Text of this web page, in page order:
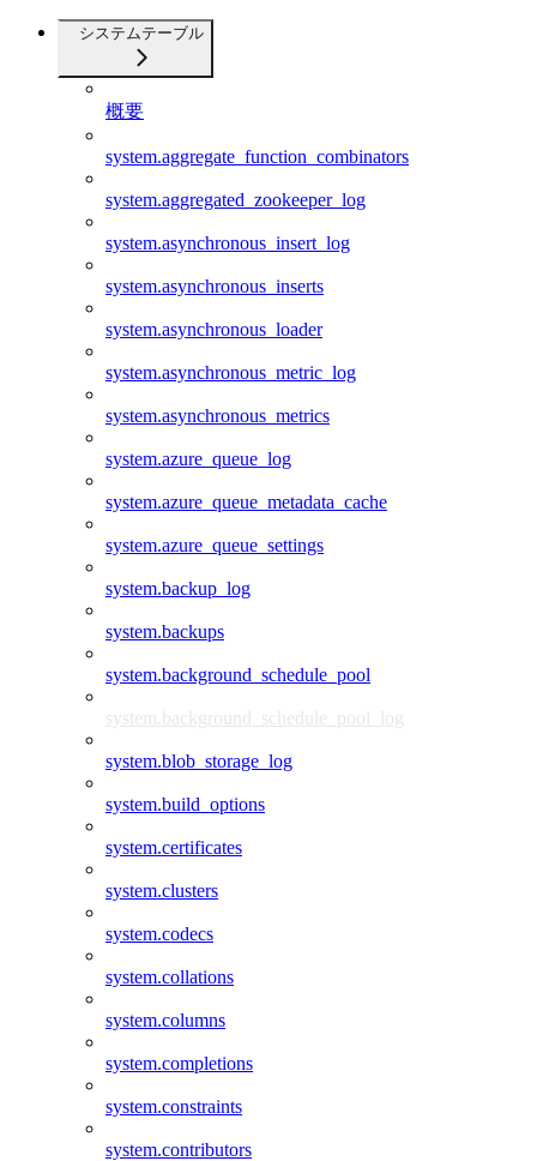
システムテーブル
概要
system.aggregate_function_combinators
system.aggregated_zookeeper_log
system.asynchronous_insert_log
system.asynchronous_inserts
system.asynchronous_loader
system.asynchronous_metric_log
system.asynchronous_metrics
system.azure_queue_log
system.azure_queue_metadata_cache
system.azure_queue_settings
system.backup_log
system.backups
system.background_schedule_pool
system.background_schedule_pool_log
system.blob_storage_log
system.build_options
system.certificates
system.clusters
system.codecs
system.collations
system.columns
system.completions
system.constraints
system.contributors